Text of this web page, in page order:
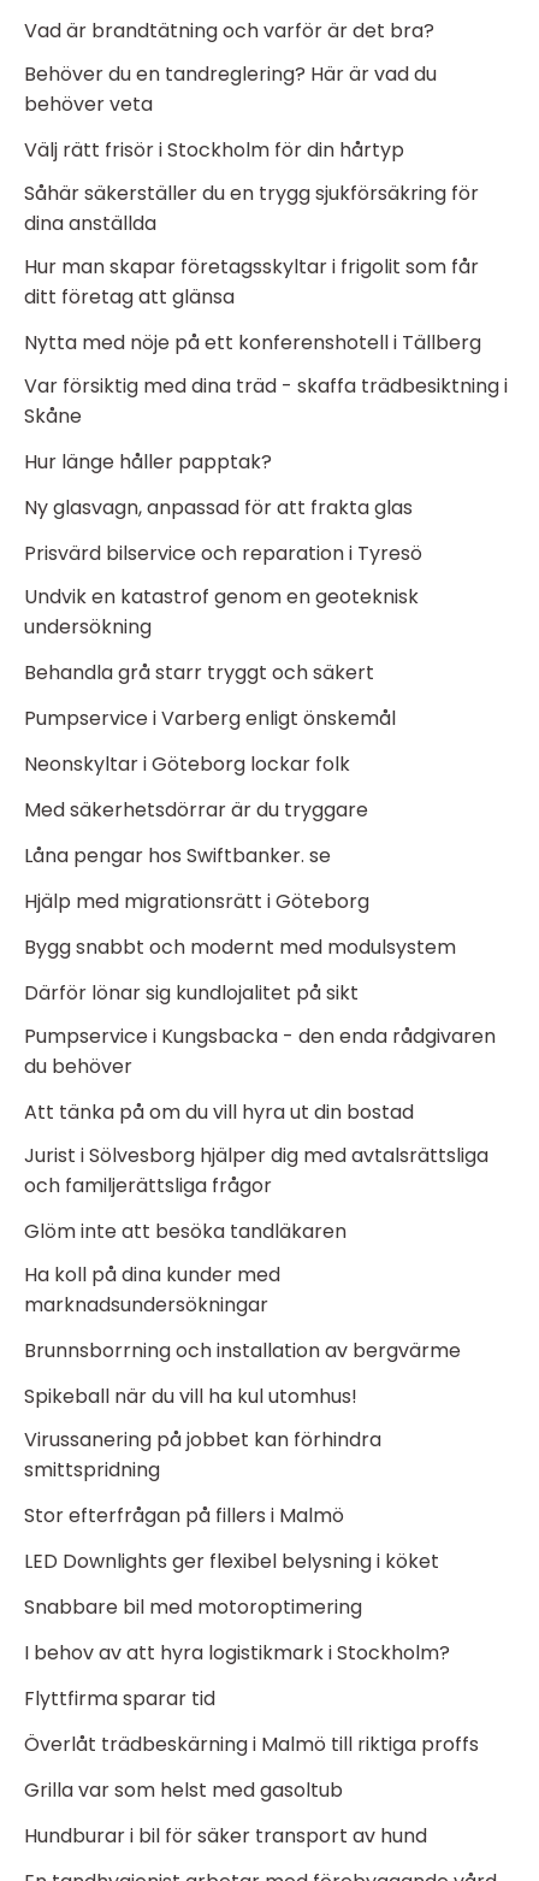
Vad är brandtätning och varför är det bra?
Behöver du en tandreglering? Här är vad du
behöver veta
Välj rätt frisör i Stockholm för din hårtyp
Såhär säkerställer du en trygg sjukförsäkring för
dina anställda
Hur man skapar företagsskyltar i frigolit som får
ditt företag att glänsa
Nytta med nöje på ett konferenshotell i Tällberg
Var försiktig med dina träd - skaffa trädbesiktning i
Skåne
Hur länge håller papptak?
Ny glasvagn, anpassad för att frakta glas
Prisvärd bilservice och reparation i Tyresö
Undvik en katastrof genom en geoteknisk
undersökning
Behandla grå starr tryggt och säkert
Pumpservice i Varberg enligt önskemål
Neonskyltar i Göteborg lockar folk
Med säkerhetsdörrar är du tryggare
Låna pengar hos Swiftbanker. se
Hjälp med migrationsrätt i Göteborg
Bygg snabbt och modernt med modulsystem
Därför lönar sig kundlojalitet på sikt
Pumpservice i Kungsbacka - den enda rådgivaren
du behöver
Att tänka på om du vill hyra ut din bostad
Jurist i Sölvesborg hjälper dig med avtalsrättsliga
och familjerättsliga frågor
Glöm inte att besöka tandläkaren
Ha koll på dina kunder med
marknadsundersökningar
Brunnsborrning och installation av bergvärme
Spikeball när du vill ha kul utomhus!
Virussanering på jobbet kan förhindra
smittspridning
Stor efterfrågan på fillers i Malmö
LED Downlights ger flexibel belysning i köket
Snabbare bil med motoroptimering
I behov av att hyra logistikmark i Stockholm?
Flyttfirma sparar tid
Överlåt trädbeskärning i Malmö till riktiga proffs
Grilla var som helst med gasoltub
Hundburar i bil för säker transport av hund